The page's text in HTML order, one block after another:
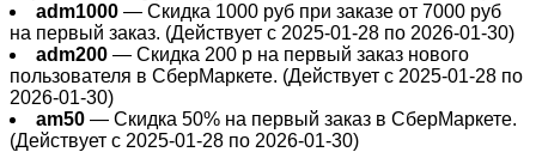
adm1000 — Скидка 1000 руб при заказе от 7000 руб
на первый заказ. (Действует с 2025-01-28 по 2026-01-30)
adm200 — Cкидка 200 р на первый заказ нового
пользователя в СберМаркете. (Действует с 2025-01-28 по
2026-01-30)
am50 — Скидка 50% на первый заказ в СберМаркете.
(Действует с 2025-01-28 по 2026-01-30)